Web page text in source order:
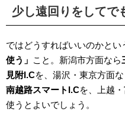
少し遠回りをしてで
ではどうすればいいのかとい
使う」 こと。新潟市方面なら
見附I.Cを、湯沢・東京方面な
南越路スマートI.Cを、上越
使うとよいでしょう。